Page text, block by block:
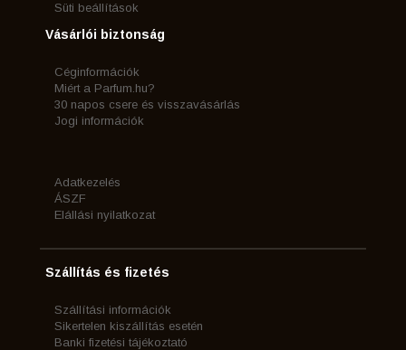
Süti beállítások
Vásárlói biztonság
Céginformációk
Miért a Parfum.hu?
30 napos csere és visszavásárlás
Jogi információk
Adatkezelés
ÁSZF
Elállási nyilatkozat
Szállítás és fizetés
Szállítási információk
Sikertelen kiszállítás esetén
Banki fizetési tájékoztató